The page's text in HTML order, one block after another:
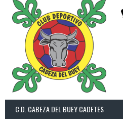
C.D. CABEZA DEL BUEY CADETES